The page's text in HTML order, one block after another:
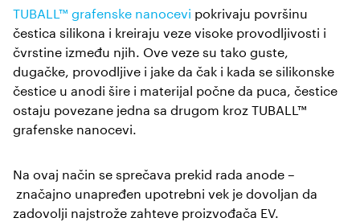
TUBALL™ grafenske nanocevi pokrivaju površinu
čestica silikona i kreiraju veze visoke provodljivosti i
čvrstine između njih. Ove veze su tako guste,
dugačke, provodljive i jake da čak i kada se silikonske
čestice u anodi šire i materijal počne da puca, čestice
ostaju povezane jedna sa drugom kroz TUBALL™
grafenske nanocevi.
Na ovaj način se sprečava prekid rada anode –
značajno unapređen upotrebni vek je dovoljan da
zadovolji najstrože zahteve proizvođača EV.